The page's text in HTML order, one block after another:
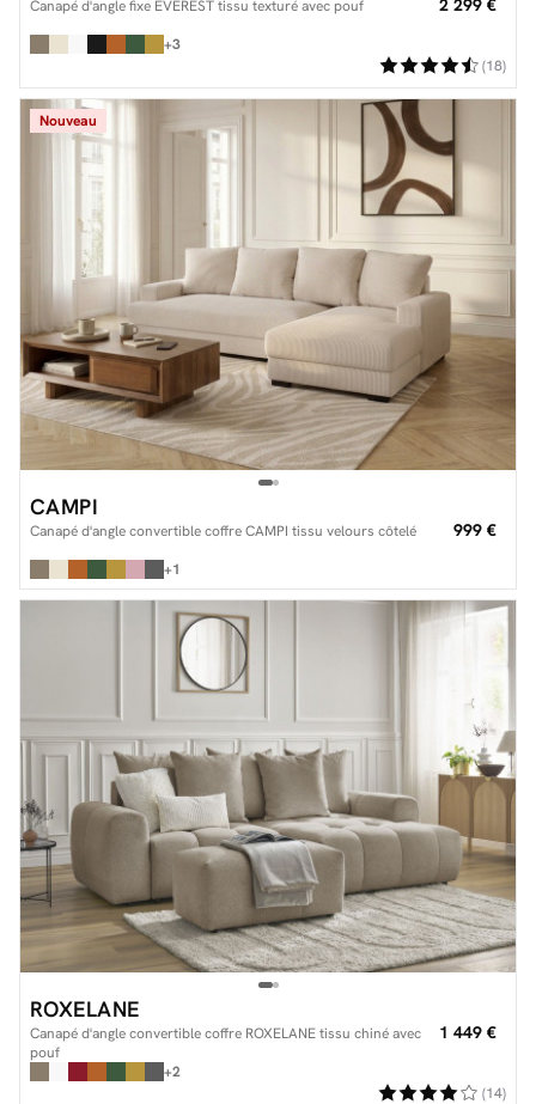
Canapé d'angle fixe EVEREST tissu texturé avec pouf 2 299 €
+3
(18)
Nouveau
CAMPI
Canapé d'angle convertible coffre CAMPI tissu velours côtelé 999 €
+1
ROXELANE
Canapé d'angle convertible coffre ROXELANE tissu chiné avec
pouf
1 449 €
+2
(14)